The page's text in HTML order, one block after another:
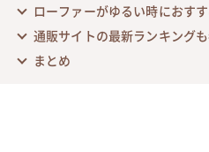
ローファーがゆるい時におす
通販サイトの最新ランキング
まとめ